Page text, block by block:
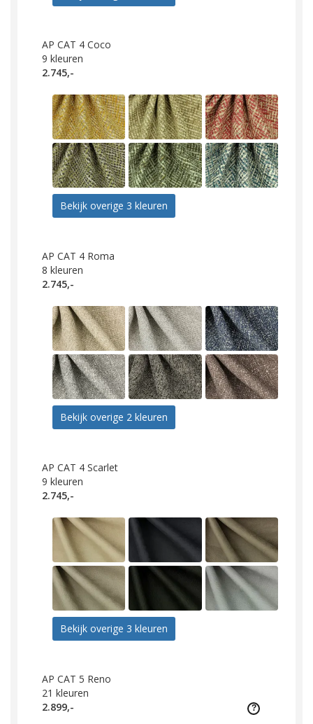
AP CAT 4 Coco
9 kleuren
2.745,-
Bekijk overige 3 kleuren
AP CAT 4 Roma
8 kleuren
2.745,-
Bekijk overige 2 kleuren
AP CAT 4 Scarlet
9 kleuren
2.745,-
Bekijk overige 3 kleuren
AP CAT 5 Reno
21 kleuren
2.899,-